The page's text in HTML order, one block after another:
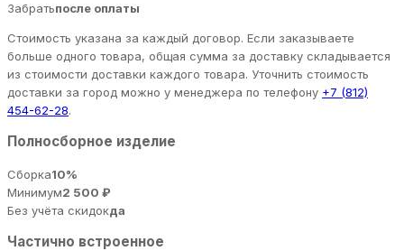
Забратьпосле оплаты
Стоимость указана за каждый договор. Если заказываете
больше одного товара, общая сумма за доставку складывается
из стоимости доставки каждого товара. Уточнить стоимость
доставки за город можно у менеджера по телефону +7 (812)
454-62-28.
Полносборное изделие
Сборка10%
Минимум2 500 ₽
Без учёта скидокда
Частично встроенное